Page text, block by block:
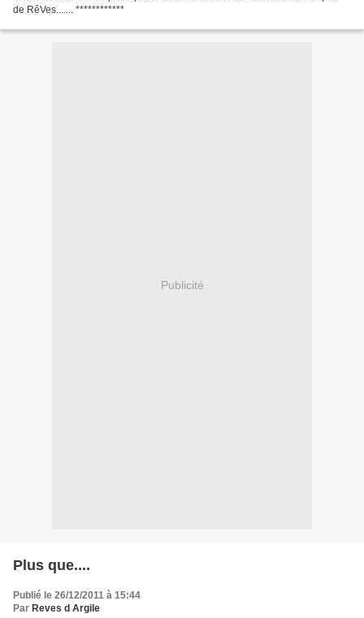
de RêVes....... ************
Publicité
Plus que....
Publié le 26/12/2011 à 15:44
Par Reves d Argile